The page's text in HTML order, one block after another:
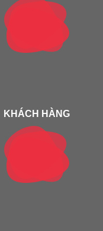
KHÁCH HÀNG